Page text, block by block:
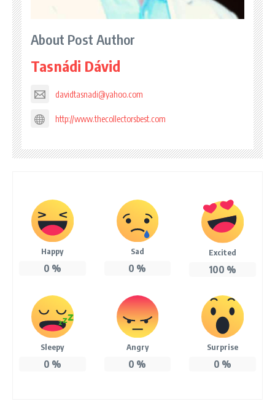
About Post Author
Tasnádi Dávid
davidtasnadi@yahoo.com
http://www.thecollectorsbest.com
Happy
0 %
Sad
0 %
Excited
100 %
Sleepy
0 %
Angry
0 %
Surprise
0 %